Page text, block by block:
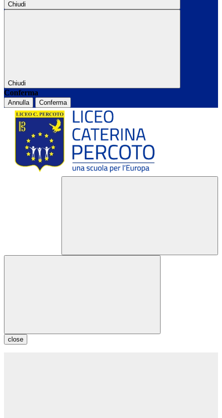
Chiudi
Chiudi
Conferma
Annulla Conferma
close